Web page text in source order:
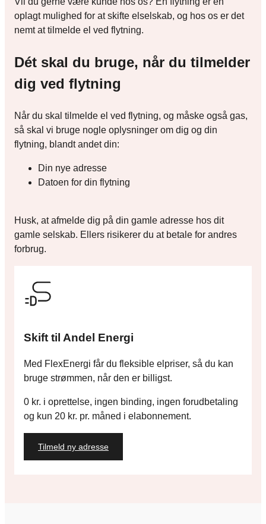
oplagt mulighed for at skifte elselskab, og hos os er det
nemt at tilmelde el ved flytning.
Dét skal du bruge, når du tilmelder
dig ved flytning
Når du skal tilmelde el ved flytning, og måske også gas,
så skal vi bruge nogle oplysninger om dig og din
flytning, blandt andet din:
Din nye adresse
Datoen for din flytning
Husk, at afmelde dig på din gamle adresse hos dit
gamle selskab. Ellers risikerer du at betale for andres
forbrug.
Skift til Andel Energi
Med FlexEnergi får du fleksible elpriser, så du kan
bruge strømmen, når den er billigst.
0 kr. i oprettelse, ingen binding, ingen forudbetaling
og kun 20 kr. pr. måned i elabonnement.
Tilmeld ny adresse